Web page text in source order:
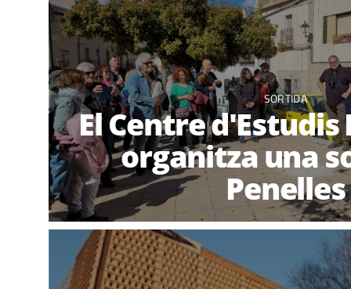
SORTIDA
El Centre d'Estudis
organitza una
Penelles